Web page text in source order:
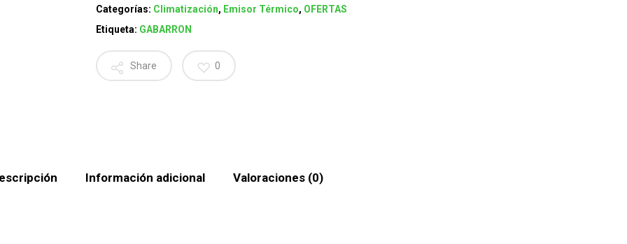
Categorías: Climatización, Emisor Térmico, OFERTAS
Etiqueta: GABARRON
Share 0
Información adicional Valoraciones (0)